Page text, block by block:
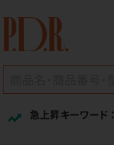
急上昇キーワード ：